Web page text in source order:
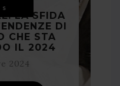
LA SFIDA
DI
CHE STA
IL 2024
2024